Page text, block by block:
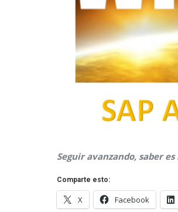
Seguir avanzando, saber
Comparte esto:
X Facebook